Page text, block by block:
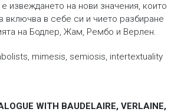
извеждането на нови значения, които
включва в себе си и чието разбиране
на Бодлер, Жам, Рембо и Верлен.
mimesis, semiosis, intertextuality
WITH BAUDELAIRE, VERLAINE,